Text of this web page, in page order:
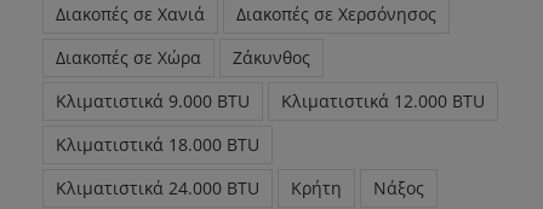
Διακοπές σε Χανιά
Διακοπές σε Χερσόνησος
Διακοπές σε Χώρα
Ζάκυνθος
Κλιματιστικά 9.000 BTU
Κλιματιστικά 12.000 BTU
Κλιματιστικά 18.000 BTU
Κλιματιστικά 24.000 BTU
Κρήτη
Νάξος